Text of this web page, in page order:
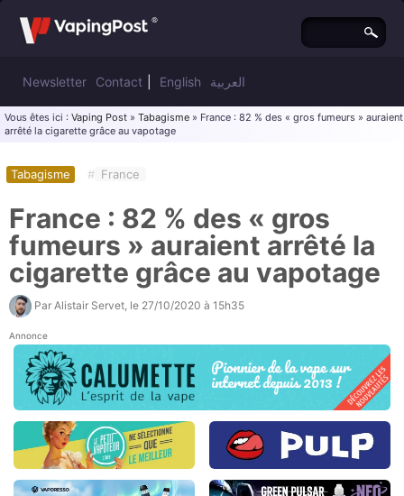
Newsletter Contact English العربية
Vous êtes ici : Vaping Post » Tabagisme » France : 82 % des « gros fumeurs » auraient
arrêté la cigarette grâce au vapotage
Tabagisme # France
France : 82 % des « gros
fumeurs » auraient arrêté la
cigarette grâce au vapotage
Par Alistair Servet , le 27/10/2020 à 15h35
Annonce